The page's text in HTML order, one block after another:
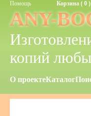
Помощь Корзина ( 0 )
ANY-
копий
О проектеКаталог